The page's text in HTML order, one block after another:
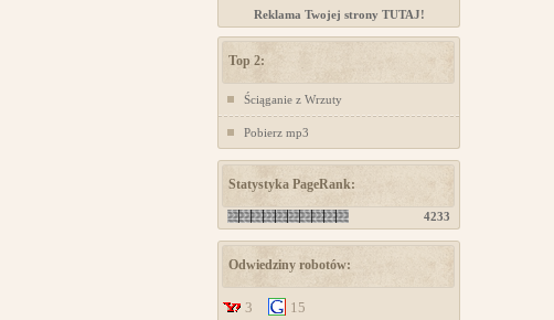
Reklama Twojej strony TUTAJ!
Top 2:
Ściąganie z Wrzuty
Pobierz mp3
Statystyka PageRank:
4233
Odwiedziny robotów:
3 15